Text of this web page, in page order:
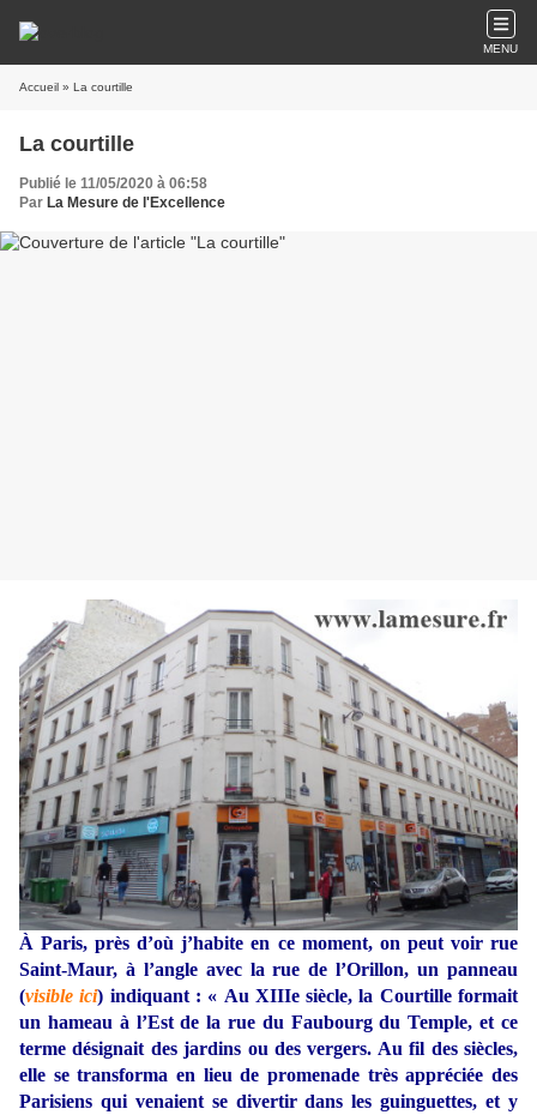
MENU
Accueil » La courtille
La courtille
Publié le 11/05/2020 à 06:58
Par La Mesure de l'Excellence
À Paris, près d’où j’habite en ce moment, on peut voir rue
Saint-Maur, à l’angle avec la rue de l’Orillon, un panneau
(visible ici) indiquant : « Au XIIIe siècle, la Courtille formait
un hameau à l’Est de la rue du Faubourg du Temple, et ce
terme désignait des jardins ou des vergers. Au fil des siècles,
elle se transforma en lieu de promenade très appréciée des
Parisiens qui venaient se divertir dans les guinguettes, et y